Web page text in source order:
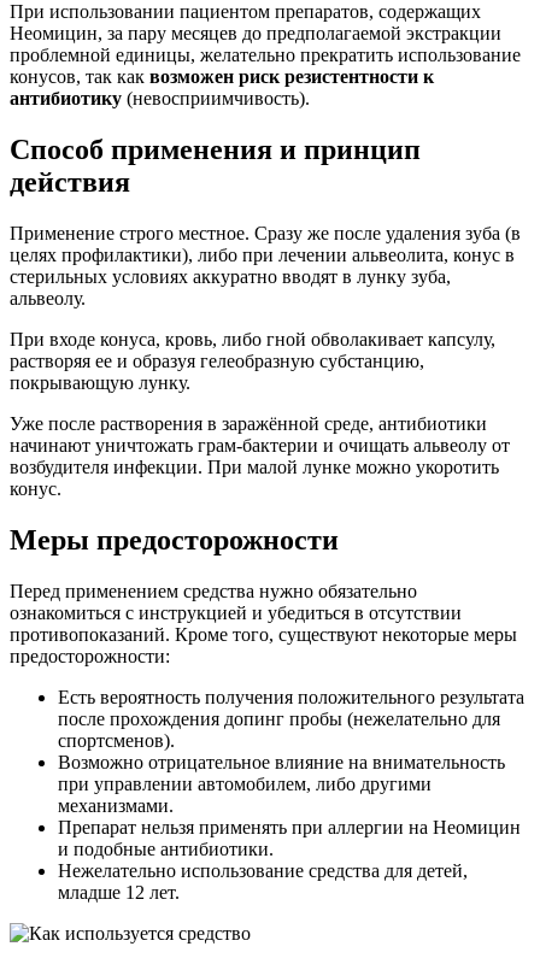
При использовании пациентом препаратов, содержащих
Неомицин, за пару месяцев до предполагаемой экстракции
проблемной единицы, желательно прекратить использование
конусов, так как возможен риск резистентности к
антибиотику (невосприимчивость).
Способ применения и принцип
действия
Применение строго местное. Сразу же после удаления зуба (в
целях профилактики), либо при лечении альвеолита, конус в
стерильных условиях аккуратно вводят в лунку зуба,
альвеолу.
При входе конуса, кровь, либо гной обволакивает капсулу,
растворяя ее и образуя гелеобразную субстанцию,
покрывающую лунку.
Уже после растворения в заражённой среде, антибиотики
начинают уничтожать грам-бактерии и очищать альвеолу от
возбудителя инфекции. При малой лунке можно укоротить
конус.
Меры предосторожности
Перед применением средства нужно обязательно
ознакомиться с инструкцией и убедиться в отсутствии
противопоказаний. Кроме того, существуют некоторые меры
предосторожности:
Есть вероятность получения положительного результата
после прохождения допинг пробы (нежелательно для
спортсменов).
Возможно отрицательное влияние на внимательность
при управлении автомобилем, либо другими
механизмами.
Препарат нельзя применять при аллергии на Неомицин
и подобные антибиотики.
Нежелательно использование средства для детей,
младше 12 лет.